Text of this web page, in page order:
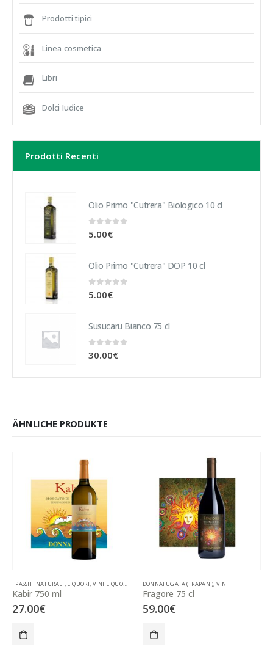
Prodotti tipici
Linea cosmetica
Libri
Dolci Iudice
Prodotti Recenti
Olio Primo "Cutrera" Biologico 10 cl
0 out of 5
5.00€
Olio Primo "Cutrera" DOP 10 cl
0 out of 5
5.00€
Susucaru Bianco 75 cl
0out of 5
30.00€
ÄHNLICHE PRODUKTE
I PASSITI NATURALI, LIQUORI, VINI LIQUOROSI DONNAFUGATA (TRAPANI)
Kabir 750 ml
27.00€
DONNAFUGATA (TRAPANI), VINI
Fragore 75 cl
59.00€